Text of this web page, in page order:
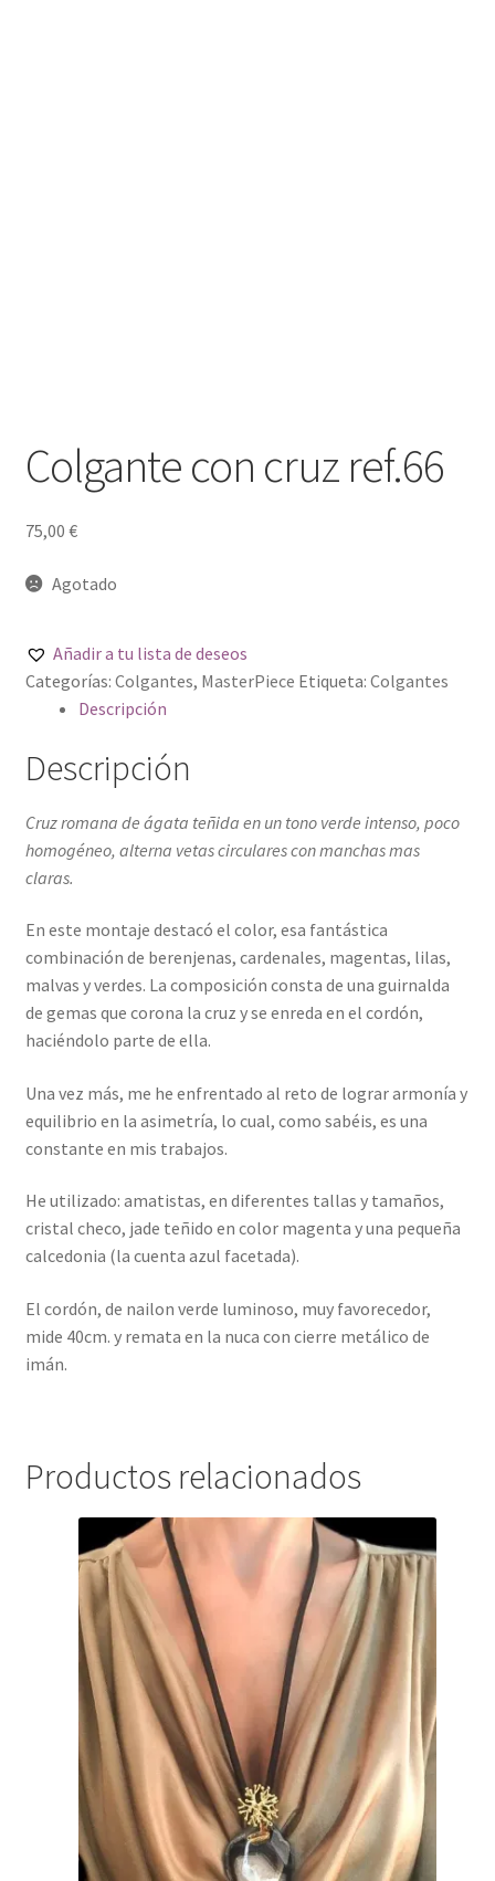
Colgante con cruz ref.66
75,00 €
Agotado
Añadir a tu lista de deseos
Categorías: Colgantes, MasterPiece Etiqueta: Colgantes
Descripción
Descripción
Cruz romana de ágata teñida en un tono verde intenso, poco
homogéneo, alterna vetas circulares con manchas mas
claras.
En este montaje destacó el color, esa fantástica
combinación de berenjenas, cardenales, magentas, lilas,
malvas y verdes. La composición consta de una guirnalda
de gemas que corona la cruz y se enreda en el cordón,
haciéndolo parte de ella.
Una vez más, me he enfrentado al reto de lograr armonía y
equilibrio en la asimetría, lo cual, como sabéis, es una
constante en mis trabajos.
He utilizado: amatistas, en diferentes tallas y tamaños,
cristal checo, jade teñido en color magenta y una pequeña
calcedonia (la cuenta azul facetada).
El cordón, de nailon verde luminoso, muy favorecedor,
mide 40cm. y remata en la nuca con cierre metálico de
imán.
Productos relacionados